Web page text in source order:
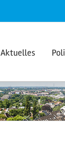
Aktuelles